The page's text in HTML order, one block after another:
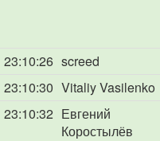
23:10:26 screed
23:10:30 Vitaliy Vasilenko
23:10:32 Евгений
Коростылёв